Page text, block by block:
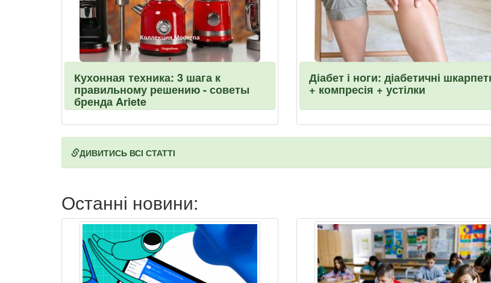
Кухонная техника: 3 шага к
правильному решению - советы
бренда Ariete
Діабет і ноги: діабетичні
+ компресія + устілки
ДИВИТИСЬ ВСІ СТАТТІ
Останні новини: